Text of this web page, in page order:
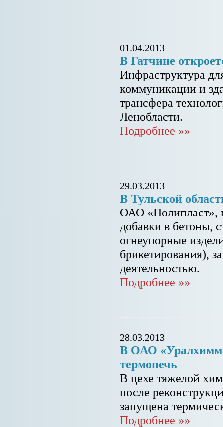
01.04.2013
В Гатчине
Инфраструктура
коммуникации и
трансфера
Ленобласти.
Подробнее »»
29.03.2013
В Тульской
ОАО «Полипласт»,
добавки в бетоны,
огнеупорные
брикетирования),
деятельностью.
Подробнее »»
28.03.2013
В ОАО
термопечь
В цехе тяжелой
после
запущена
Подробнее »»